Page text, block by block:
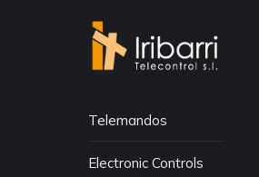
Telemandos
Electronic Controls